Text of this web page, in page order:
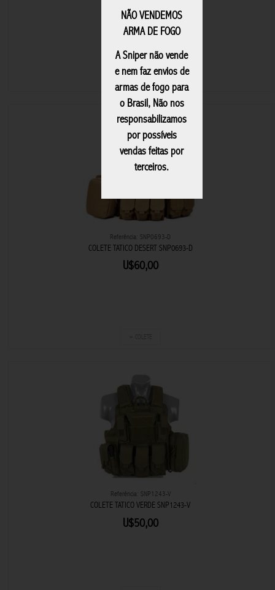
NÃO VENDEMOS
ARMA DE FOGO
A Sniper não vende
e nem faz envios de
armas de fogo para
o Brasil, Não nos
responsabilizamos
por possíveis
vendas feitas por
terceiros.
U$36,00
Referência: SNP0693-D
COLETE TATICO DESERT SNP0693-D
U$60,00
Referência: SNP1243-V
COLETE TATICO VERDE SNP1243-V
U$50,00